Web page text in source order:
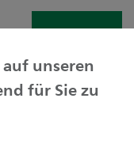
Senden
unseren
für Sie zu